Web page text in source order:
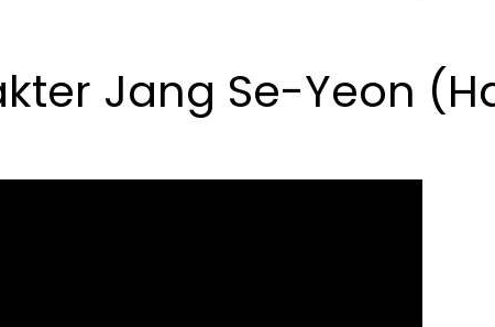
Jang Se-Yeon